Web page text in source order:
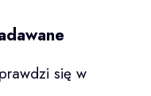
się w